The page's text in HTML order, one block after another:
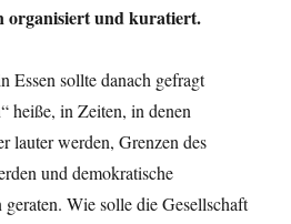
organisiert und kuratiert.
Essen sollte danach gefragt
heiße, in Zeiten, in denen
lauter werden, Grenzen des
und demokratische
Wie solle die Gesellschaft